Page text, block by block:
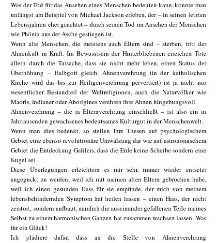
Was der Tod für das Ansehen eines Menschen bedeuten kann, konnte man
unlängst am Beispiel von Michael Jackson erleben, der – in seinen letzten
Lebensjahren eher geächtet – durch seinen Tod im Ansehen der Menschen
wie Phönix aus der Asche gestiegen ist.
Wenn alte Menschen, die meistens auch Eltern sind – sterben, tritt der
Ahnenkult in Kraft. Im Bewusstsein der Hinterbliebenen erreichen Tote
allein durch die Tatsache, dass sie nicht mehr leben, einen Status der
Überhöhung – Halbgott gleich. Ahnenverehrung (in der katholischen
Kirche wird das bis zur Heiligenverehrung pervertiert) ist ja nicht nur
wesentlicher Bestandteil der Weltreligionen, auch die Naturvölker wie
Maoris, Indianer oder Aborigines verehren ihre Ahnen hingebungsvoll.
Ahnenverehrung – die ja Elternverehrung einschließt – ist also ein in
Jahrtausenden gewachsenes bedeutsames Kulturgut in der Menschenwelt.
Wenn man dies bedenkt, so stellen Ihre Thesen auf psychologischem
Gebiet eine ebenso revolutionäre Umwälzung dar wie auf astronomischem
Gebiet die Entdeckung Galileis, dass die Erde keine Scheibe sondern eine
Kugel sei.
Diese Überlegungen erleichtern es mir sehr, immer wieder entsetzt
angeguckt zu werden, weil ich mit meinen alten Eltern gebrochen habe,
weil ich einen gesunden Hass für sie empfinde, der mich von meinem
lebensbehindernden Symptom hat heilen lassen – einen Hass, der nicht
zerstört, sondern aufbaut, nämlich die auseinander gefallenen Teile meines
Selbst zu einem harmonischen Ganzen hat zusammen wachsen lassen. Was
für ein Glück!
Ich plädiere dafür, dass an die Stelle von Ahnenverehrung